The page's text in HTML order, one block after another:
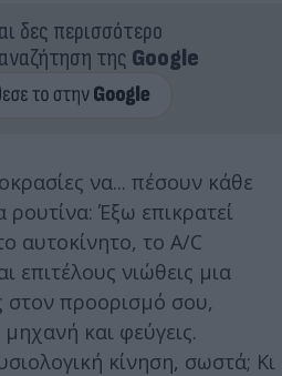
δες περισσότερο
της Google
να... πέσουν κάθε
ρουτίνα: Έξω επικρατεί
αυτοκίνητο, το A/C
επιτέλους νιώθεις μια
στον προορισμό σου,
και φεύγεις.
κίνηση, σωστά; Κι